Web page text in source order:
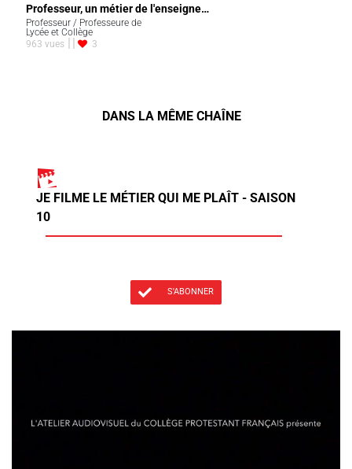
Professeur, un métier de l'enseigne…
Professeur / Professeure de
Lycée et Collège
963 vues
3
DANS LA MÊME CHAÎNE
JE FILME LE MÉTIER QUI ME PLAÎT - SAISON
10
S'ABONNER